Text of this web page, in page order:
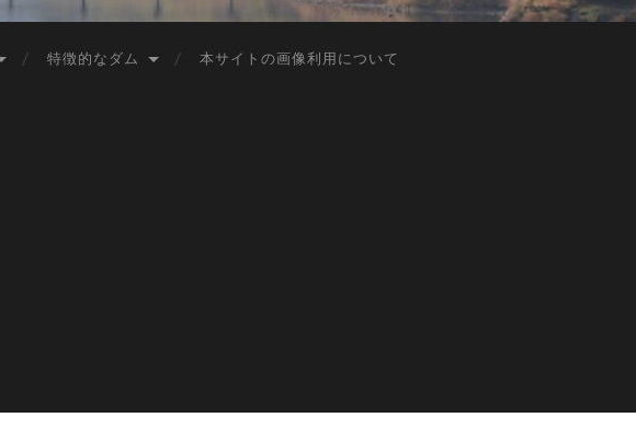
特徴的なダム 本サイトの画像利用について